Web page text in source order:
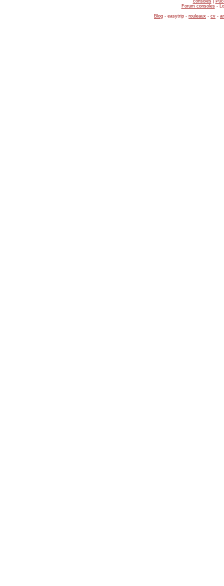
consoles|
Forum consoles-
Blog - easytrip - rouleaux - cv -